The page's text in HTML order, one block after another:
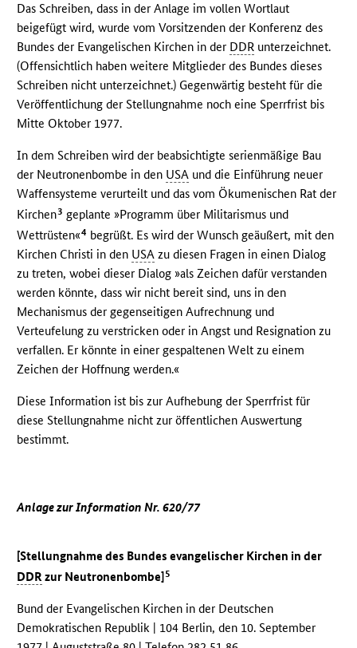
Das Schreiben, dass in der Anlage im vollen Wortlaut
beigefügt wird, wurde vom Vorsitzenden der Konferenz des
Bundes der Evangelischen Kirchen in der DDR unterzeichnet.
(Offensichtlich haben weitere Mitglieder des Bundes dieses
Schreiben nicht unterzeichnet.) Gegenwärtig besteht für die
Veröffentlichung der Stellungnahme noch eine Sperrfrist bis
Mitte Oktober 1977.
In dem Schreiben wird der beabsichtigte serienmäßige Bau
der Neutronenbombe in den USA und die Einführung neuer
Waffensysteme verurteilt und das vom Ökumenischen Rat der
Kirchen3 geplante »Programm über Militarismus und
Wettrüsten«4 begrüßt. Es wird der Wunsch geäußert, mit den
Kirchen Christi in den USA zu diesen Fragen in einen Dialog
zu treten, wobei dieser Dialog »als Zeichen dafür verstanden
werden könnte, dass wir nicht bereit sind, uns in den
Mechanismus der gegenseitigen Aufrechnung und
Verteufelung zu verstricken oder in Angst und Resignation zu
verfallen. Er könnte in einer gespaltenen Welt zu einem
Zeichen der Hoffnung werden.«
Diese Information ist bis zur Aufhebung der Sperrfrist für
diese Stellungnahme nicht zur öffentlichen Auswertung
bestimmt.
Anlage zur Information Nr. 620/77
[Stellungnahme des Bundes evangelischer Kirchen in der
DDR zur Neutronenbombe]5
Bund der Evangelischen Kirchen in der Deutschen
Demokratischen Republik | 104 Berlin, den 10. September